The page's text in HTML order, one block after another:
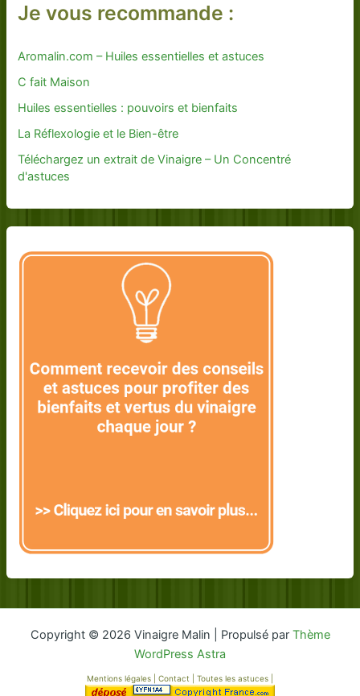
Je vous recommande :
Aromalin.com – Huiles essentielles et astuces
C fait Maison
Huiles essentielles : pouvoirs et bienfaits
La Réflexologie et le Bien-être
Téléchargez un extrait de Vinaigre – Un Concentré
d'astuces
Copyright © 2026 Vinaigre Malin | Propulsé par Thème
WordPress Astra
Mentions légales Contact Toutes les astuces